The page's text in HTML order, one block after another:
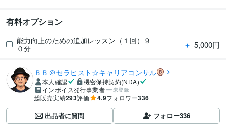
有料オプション
能力向上のための追加レッスン（１回）９
０分
＋ 5,000円
ＢＢ＠セラピスト☆キャリアコンサル
本人確認
機密保持契約(NDA)
インボイス発行事業者
未登録
総販売実績293評価 4.9フォロワー336
出品者に質問 フォロー336